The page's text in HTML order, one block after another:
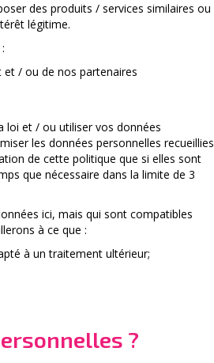
des produits / services similaires ou
légitime.
et / ou de nos partenaires
loi et / ou utiliser vos données
les données personnelles recueillies
de cette politique que si elles sont
que nécessaire dans la limite de 3
ici, mais qui sont compatibles
à ce que :
à un traitement ultérieur;
?